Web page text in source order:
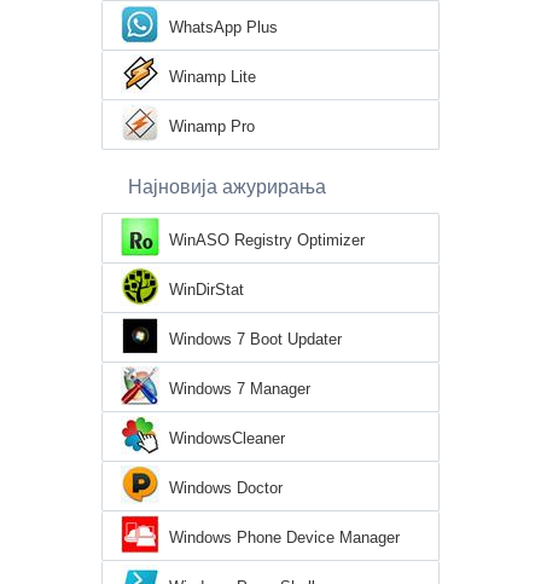
WhatsApp Plus
Winamp Lite
Winamp Pro
Најновија ажурирања
WinASO Registry Optimizer
WinDirStat
Windows 7 Boot Updater
Windows 7 Manager
WindowsCleaner
Windows Doctor
Windows Phone Device Manager